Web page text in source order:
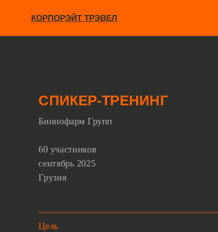
КОРПОРЭЙТ ТРЭВЕЛ
СПИКЕР-ТРЕНИНГ
Биннофарм Групп
60 участников
сентябрь 2025
Грузия
Цель